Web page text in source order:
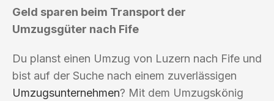
Geld sparen beim Transport der
Umzugsgüter nach Fife
Du planst einen Umzug von Luzern nach Fife und
bist auf der Suche nach einem zuverlässigen
Umzugsunternehmen? Mit dem Umzugskönig